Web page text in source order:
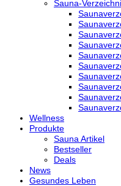
Sauna-
Wellness
Produkte
Sauna Artikel
Bestseller
Deals
News
Gesundes Leben